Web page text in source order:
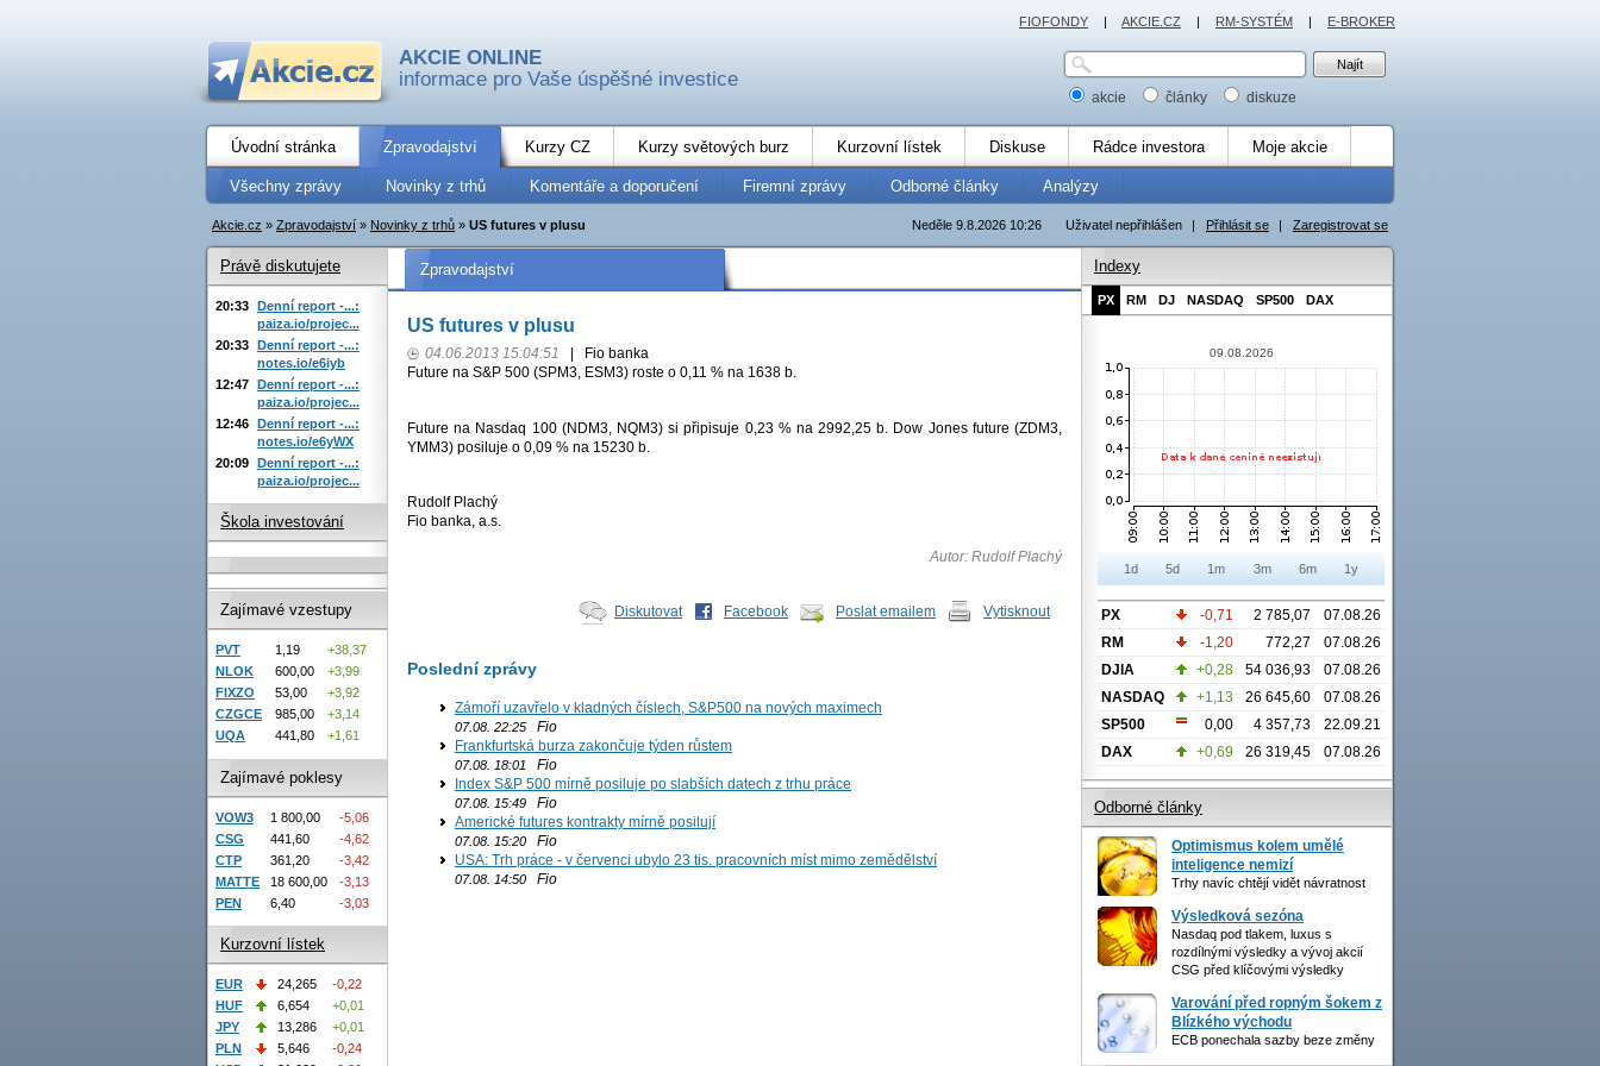
AKCIE ONLINE
informace pro Vaše úspěšné investice
akcie články diskuze
Úvodní stránka Zpravodajství Kurzy CZ Kurzy světových burz Kurzovní lístek Diskuse Rádce investora Moje akcie
Všechny zprávy Novinky z trhů Komentáře a doporučení Firemní zprávy Odborné články Analýzy
Uživatel nepřihlášen | Přihlásit se | Zaregistrovat se
Neděle 9.8.2026 10:26
Akcie.cz » Zpravodajství » Novinky z trhů » US futures v plusu
Zpravodajství
US futures v plusu
04.06.2013 15:04:51
Fio banka
Future na S&P 500 (SPM3, ESM3) roste o 0,11 % na 1638 b.
Future na Nasdaq 100 (NDM3, NQM3) si připisuje 0,23 % na 2992,25 b. Dow Jones future (ZDM3,
YMM3) posiluje o 0,09 % na 15230 b.
Rudolf Plachý
Fio banka, a.s.
Autor: Rudolf Plachý
Diskutovat Facebook Poslat emailem Vytisknout
Poslední zprávy
Zámoří uzavřelo v kladných číslech, S&P500 na nových maximech
07.08. 22:25 Fio
Frankfurtská burza zakončuje týden růstem
07.08. 18:01
Fio
Index S&P 500 mírně posiluje po slabších datech z trhu práce
07.08. 15:49 Fio
Americké futures kontrakty mírně posilují
07.08. 15:20 Fio
USA: Trh práce - v červenci ubylo 23 tis. pracovních míst mimo zemědělství
07.08. 14:50 Fio
Právě diskutujete
20:33 Denní report -...:
paiza.io/projec...
20:33 Denní report -...:
notes.io/e6iyb
12:47 Denní report -...:
paiza.io/projec...
12:46 Denní report -...:
notes.io/e6yWX
20:09 Denní report -...:
paiza.io/projec...
Škola investování
Zajímavé vzestupy
PVT 1,19
+38,37
NLOK
600,00
+3,99
FIXZO
53,00
+3,92
CZGCE
985,00
+3,14
UQA
441,80 +1,61
Zajímavé poklesy
VOW3 1 800,00
-5,06
CSG
441,60
-4,62
CTP
361,20
-3,42
MATTE
18 600,00
-3,13
PEN
6,40 -3,03
Kurzovní lístek
EUR 24,265
-0,22
HUF
6,654
+0,01
JPY
13,286
+0,01
PLN
5,646
-0,24
Indexy
PX RM DJ NASDAQ SP500 DAX
09.08.2026
1d 5d 1m 3m 6m 1y
PX -0,71 2 785,07
07.08.26
RM
-1,20 772,27
07.08.26
DJIA
+0,28 54 036,93
07.08.26
NASDAQ
+1,13 26 645,60
07.08.26
SP500
0,00 4 357,73
22.09.21
DAX
+0,69 26 319,45 07.08.26
Odborné články
Optimismus kolem umělé
inteligence nemizí
Trhy navíc chtějí vidět návratnost
Výsledková sezóna
Nasdaq pod tlakem, luxus s
rozdílnými výsledky a vývoj akcií
CSG před klíčovými výsledky
Varování před ropným šokem z
Blízkého východu
ECB ponechala sazby beze změny
FIOFONDY | AKCIE.CZ | RM-SYSTÉM | E-BROKER